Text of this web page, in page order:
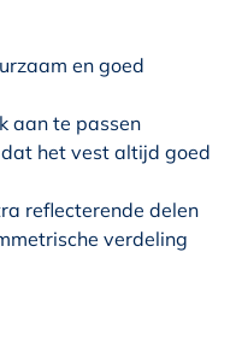
en goed
aan te passen
het vest altijd goed
reflecterende delen
verdeling